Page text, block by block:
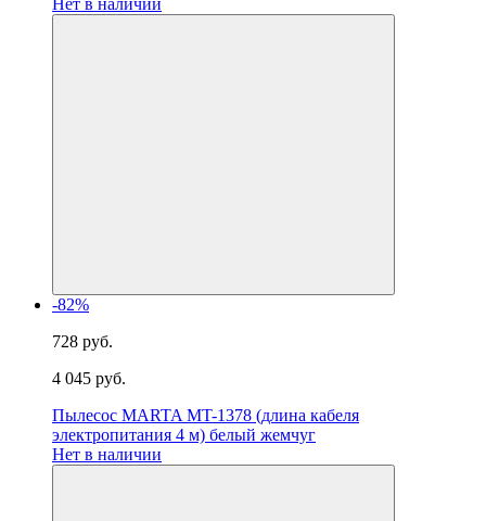
-82%
728 руб.
4 045 руб.
Пылесос MARTA MT-1378 (длина кабеля
электропитания 4 м) белый жемчуг
Нет в наличии